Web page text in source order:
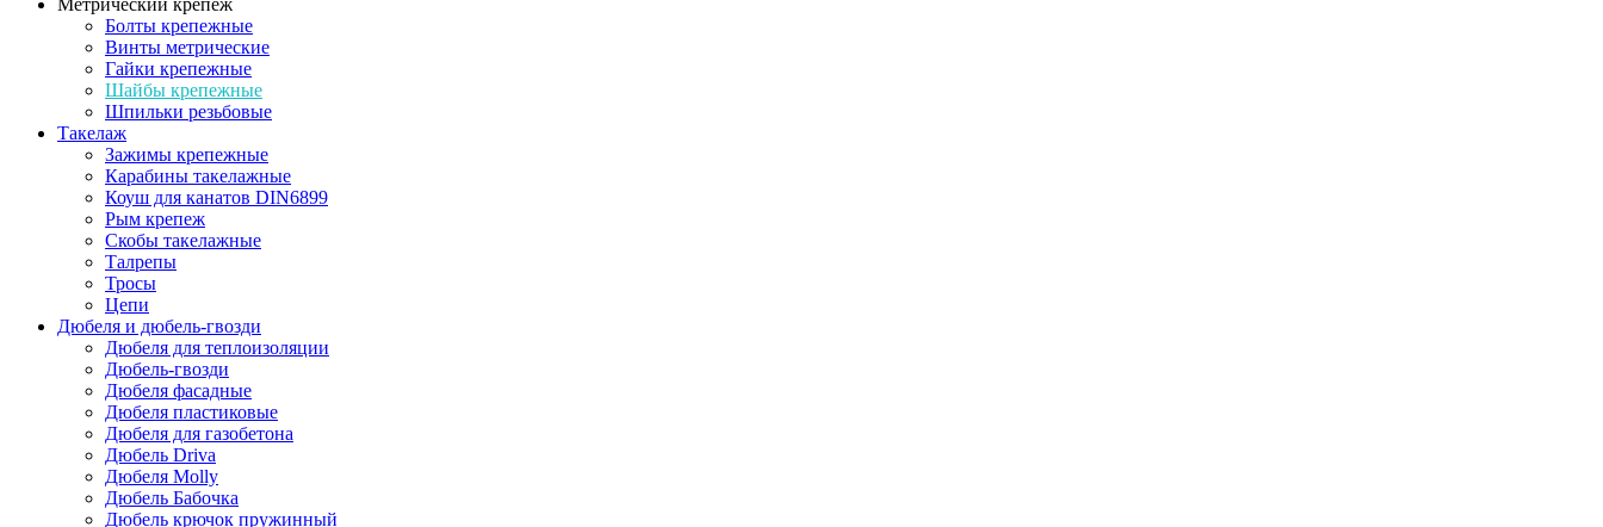
Метрический крепеж
Болты крепежные
Винты метрические
Гайки крепежные
Шайбы крепежные
Шпильки резьбовые
Такелаж
Зажимы крепежные
Карабины такелажные
Коуш для канатов DIN6899
Рым крепеж
Скобы такелажные
Талрепы
Тросы
Цепи
Дюбеля и дюбель-гвозди
Дюбеля для теплоизоляции
Дюбель-гвозди
Дюбеля фасадные
Дюбеля пластиковые
Дюбеля для газобетона
Дюбель Driva
Дюбеля Molly
Дюбель Бабочка
Дюбель крючок пружинный